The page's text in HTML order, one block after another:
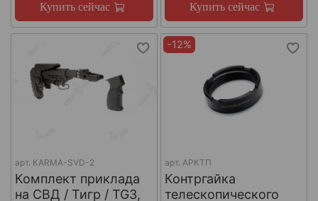
Купить сейчас Купить сейчас
арт. KARMA-SVD-2
Комплект приклада
на СВД / Тигр / TG3,
-12%
арт. АРКТП
Контргайка
телескопического